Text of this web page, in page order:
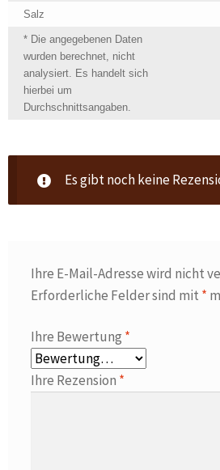
Salz
* Die angegebenen Daten
wurden berechnet, nicht
analysiert. Es handelt sich
hierbei um
Durchschnittsangaben.
Es gibt noch keine
Ihre E-Mail-Adresse wird nicht
Erforderliche Felder sind mit *
Ihre Bewertung *
Ihre Rezension *